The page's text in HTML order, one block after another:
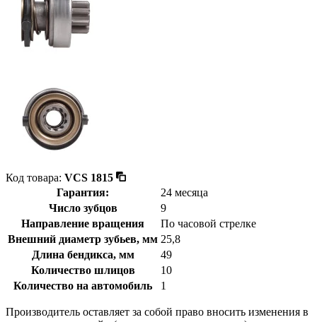
Код товара: VCS 1815
Гарантия:
24 месяца
Число зубцов
9
Направление вращения
По часовой стрелке
Внешний диаметр зубьев, мм 25,8
Длина бендикса, мм
49
Количество шлицов
10
Количество на автомобиль
1
Производитель оставляет за собой право вносить изменения в